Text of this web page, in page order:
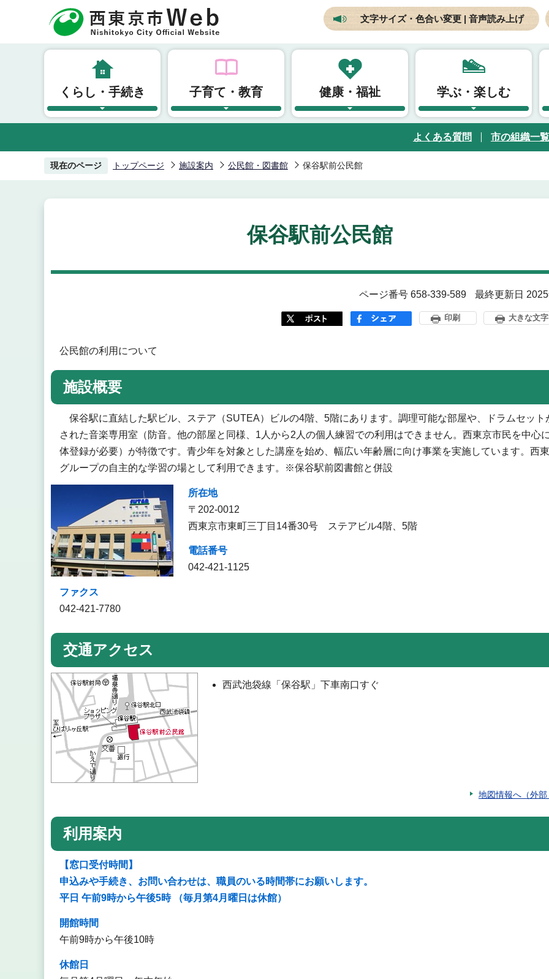
頭
文字サイズ・色合い変更 | 音声読み上げ
くらし・手続き 子育て・教育 健康・福祉 学ぶ・楽しむ
よくある質問 市の組織一覧
現在のページ トップページ 施設案内 公民館・図書館 保谷駅前公民館
保谷駅前公民館
ページ番号 658-339-589 最終更新日
印刷 大きな文
公民館の利用について
施設概要
保谷駅に直結した駅ビル、ステア（SUTEA）ビルの4階、5階にあります。調理可能な部屋や、ドラムセット
された音楽専用室（防音。他の部屋と同様、1人から2人の個人練習での利用はできません。西東京市民を中心
体登録が必要）が特徴です。青少年を対象とした講座を始め、幅広い年齢層に向け事業を実施しています。西
グループの自主的な学習の場として利用できます。※保谷駅前図書館と併設
所在地
〒202-0012
西東京市東町三丁目14番30号 ステアビル4階、5階
電話番号
042-421-1125
ファクス
042-421-7780
交通アクセス
西武池袋線「保谷駅」下車南口すぐ
地図情報へ（外
利用案内
【窓口受付時間】
申込みや手続き、お問い合わせは、職員のいる時間帯にお願いします。
平日 午前9時から午後5時 （毎月第4月曜日は休館）
開館時間
午前9時から午後10時
休館日